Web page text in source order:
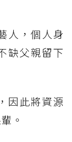
人，個人身
缺父親留下
因此將資源
。